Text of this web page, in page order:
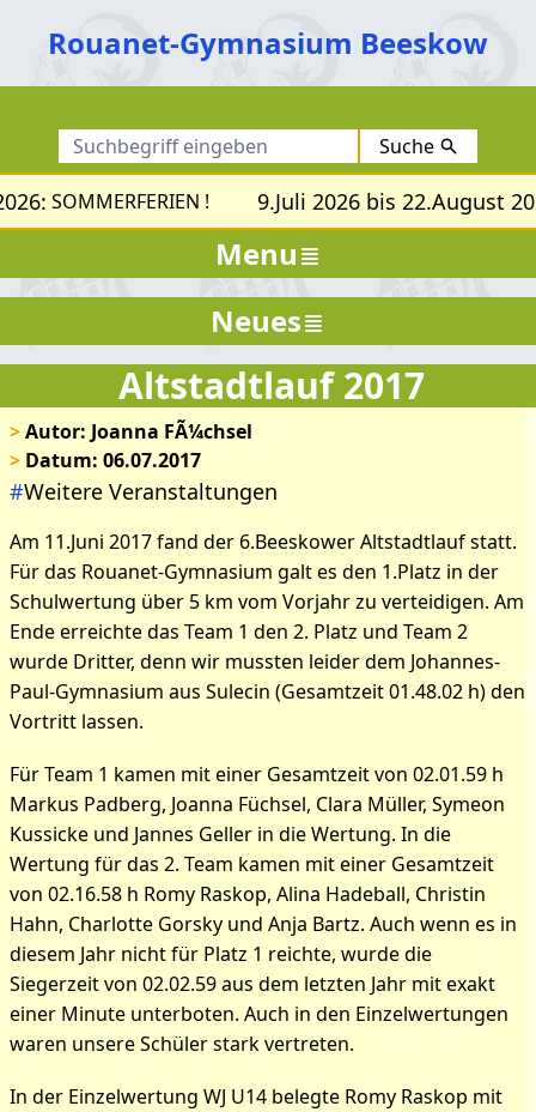
Rouanet-Gymnasium Beeskow
Suche
SOMMERFERIEN ! 9.Juli 2026 bis 22.August
Menu
Altstadtlauf 2017
>Autor: Joanna FÃ¼chsel
> Datum: 06.07.2017
#Weitere Veranstaltungen
Am 11.Juni 2017 fand der 6.Beeskower Altstadtlauf statt.
Für das Rouanet-Gymnasium galt es den 1.Platz in der
Schulwertung über 5 km vom Vorjahr zu verteidigen. Am
Ende erreichte das Team 1 den 2. Platz und Team 2
wurde Dritter, denn wir mussten leider dem Johannes-
Paul-Gymnasium aus Sulecin (Gesamtzeit 01.48.02 h) den
Vortritt lassen.
Für Team 1 kamen mit einer Gesamtzeit von 02.01.59 h
Markus Padberg, Joanna Füchsel, Clara Müller, Symeon
Kussicke und Jannes Geller in die Wertung. In die
Wertung für das 2. Team kamen mit einer Gesamtzeit
von 02.16.58 h Romy Raskop, Alina Hadeball, Christin
Hahn, Charlotte Gorsky und Anja Bartz. Auch wenn es in
diesem Jahr nicht für Platz 1 reichte, wurde die
Siegerzeit von 02.02.59 aus dem letzten Jahr mit exakt
einer Minute unterboten. Auch in den Einzelwertungen
waren unsere Schüler stark vertreten.
In der Einzelwertung WJ U14 belegte Romy Raskop mit
Neues